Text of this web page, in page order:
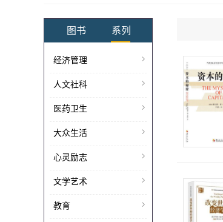
图书 系列
经济管理
人文社科
医药卫生
大众生活
心灵励志
文学艺术
教育